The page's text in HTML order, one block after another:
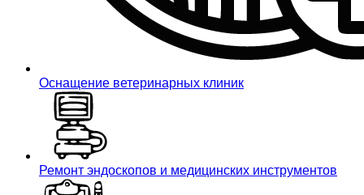
Оснащение ветеринарных клиник
Ремонт эндоскопов и медицинских инструментов